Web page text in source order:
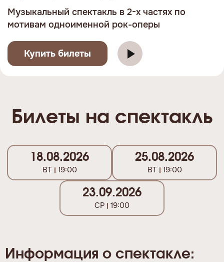
Музыкальный спектакль в 2-х частях по
мотивам одноименной рок-оперы
Купить билеты
Билеты на спектакль
18.08.2026
ВТ 19:00
25.08.2026
ВТ 19:00
23.09.2026
СР 19:00
Информация о спектакле: